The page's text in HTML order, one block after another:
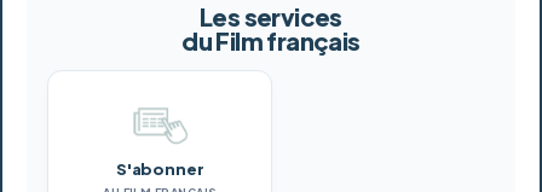
Les services
du Film français
S'abonner